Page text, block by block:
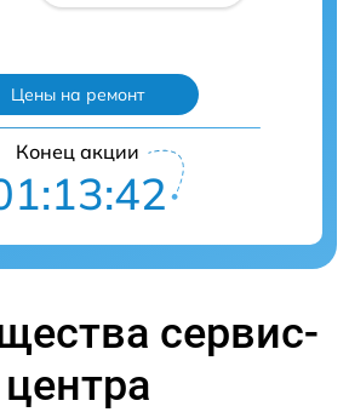
Цены на ремонт
Конец акции
сервис-
центра